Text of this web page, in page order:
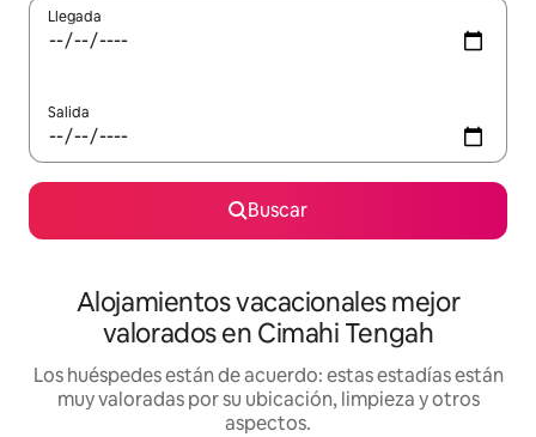
Llegada
Salida
Buscar
Alojamientos vacacionales mejor
valorados en Cimahi Tengah
Los huéspedes están de acuerdo: estas estadías están
muy valoradas por su ubicación, limpieza y otros
aspectos.